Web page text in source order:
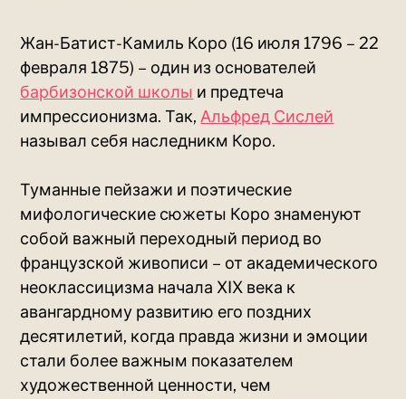
Жан-Батист-Камиль Коро (16 июля 1796 – 22
февраля 1875) – один из основателей
барбизонской школы и предтеча
импрессионизма. Так, Альфред Сислей
называл себя наследникм Коро.
Туманные пейзажи и поэтические
мифологические сюжеты Коро знаменуют
собой важный переходный период во
французской живописи – от академического
неоклассицизма начала XIX века к
авангардному развитию его поздних
десятилетий, когда правда жизни и эмоции
стали более важным показателем
художественной ценности, чем